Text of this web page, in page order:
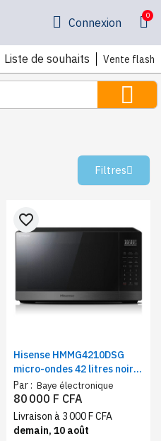
Connexion
Liste de souhaits Vente flash
Filtres
Hisense HMMG4210DSG
micro-ondes 42 litres noir
mat avec grill | Four micro-
ondes 1000 W + grill
1200W, commandes
tactiles
Par : Baye électronique
favorite_border
80 000 F CFA
Livraison à 3 000 F CFA
demain, 10 août